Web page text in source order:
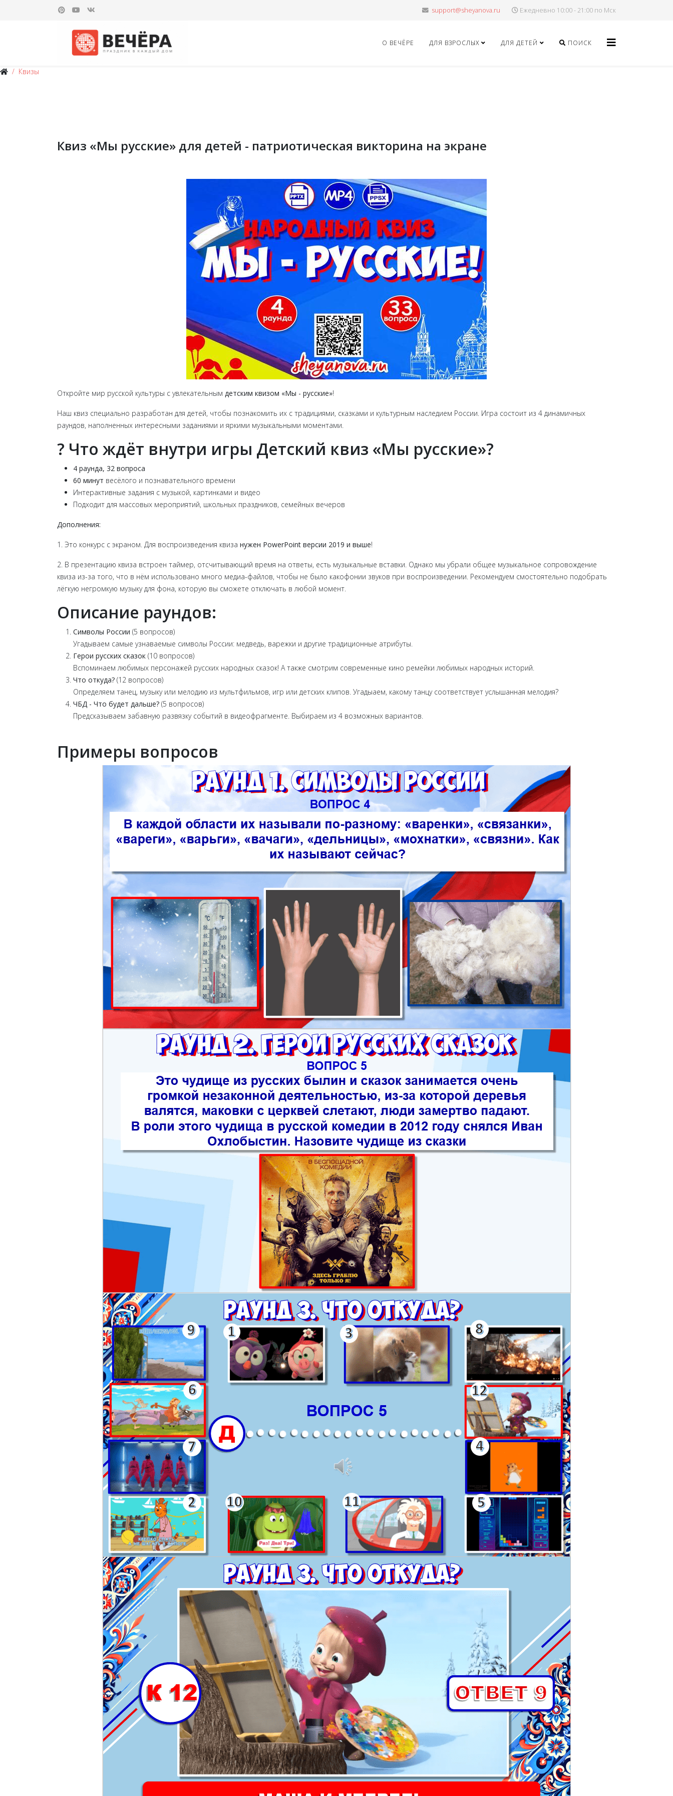
Ежедневно 10:00 - 21:00 по Мск
О ВЕЧЁРЕ ДЛЯ ВЗРОСЛЫХ ДЛЯ ДЕТЕЙ ПОИСК
Квизы
Квиз «‎Мы русские» для детей - патриотическая викторина на экране
Откройте мир русской культуры с увлекательным детским квизом «‎Мы - русские»!
Наш квиз специально разработан для детей, чтобы познакомить их с традициями, сказками и культурным наследием России. Игра состоит из 4 динамичных
раундов, наполненных интересными заданиями и яркими музыкальными моментами.
? Что ждёт внутри игры Детский квиз «‎Мы русские»?
4 раунда, 32 вопроса
60 минут весёлого и познавательного времени
Интерактивные задания с музыкой, картинками и видео
Подходит для массовых мероприятий, школьных праздников, семейных вечеров
Дополнения:
1. Это конкурс с экраном. Для воспроизведения квиза нужен PowerPoint версии 2019 и выше!
2. В презентацию квиза встроен таймер, отсчитывающий время на ответы, есть музыкальные вставки. Однако мы убрали общее музыкальное сопровождение
квиза из-за того, что в нём использовано много медиа-файлов, чтобы не было какофонии звуков при воспроизведении. Рекомендуем смостоятельно подобрать
лёгкую негромкую музыку для фона, которую вы сможете отключать в любой момент.
Описание раундов:
Символы России (5 вопросов)
Угадываем самые узнаваемые символы России: медведь, варежки и другие традиционные атрибуты.
Герои русских сказок (10 вопросов)
Вспоминаем любимых персонажей русских народных сказок! А также смотрим современные кино ремейки любимых народных историй.
Что откуда? (12 вопросов)
Определяем танец, музыку или мелодию из мультфильмов, игр или детских клипов. Угадыаем, какому танцу соответствует услышанная мелодия?
ЧБД - Что будет дальше? (5 вопросов)
Предсказываем забавную развязку событий в видеофрагменте. Выбираем из 4 возможных вариантов.
Примеры вопросов